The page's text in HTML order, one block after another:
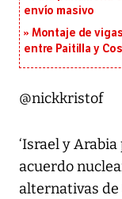
envío masivo
Montaje de
entre Paitilla y
@nickkristof
‘Israel y
acuerdo
alternativas de